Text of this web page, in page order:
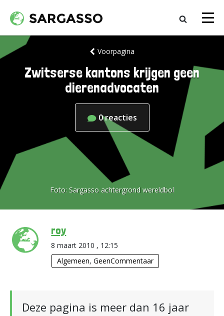
Voorpagina
Zwitserse kantons krijgen geen
dierenadvocaten
0reacties
Foto: Sargasso achtergrond wereldbol
roy
8 maart 2010 , 12:15
Algemeen,GeenCommentaar
Deze pagina is meer dan 16 jaar